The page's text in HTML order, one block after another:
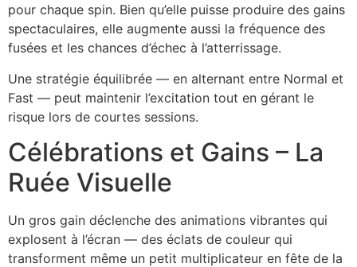
pour chaque spin. Bien qu’elle puisse produire des gains
spectaculaires, elle augmente aussi la fréquence des
fusées et les chances d’échec à l’atterrissage.
Une stratégie équilibrée — en alternant entre Normal et
Fast — peut maintenir l’excitation tout en gérant le
risque lors de courtes sessions.
Célébrations et Gains – La
Ruée Visuelle
Un gros gain déclenche des animations vibrantes qui
explosent à l’écran — des éclats de couleur qui
transforment même un petit multiplicateur en fête de la